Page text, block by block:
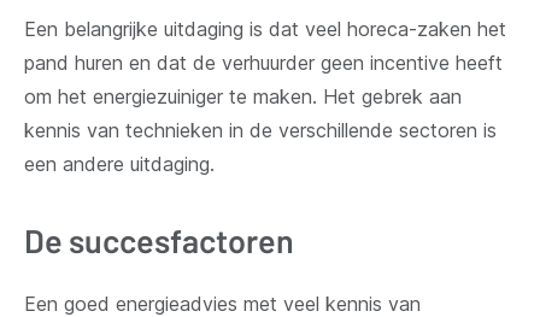
Een belangrijke uitdaging is dat veel horeca-zaken het
pand huren en dat de verhuurder geen incentive heeft
om het energiezuiniger te maken. Het gebrek aan
kennis van technieken in de verschillende sectoren is
een andere uitdaging.
De succesfactoren
Een goed energieadvies met veel kennis van